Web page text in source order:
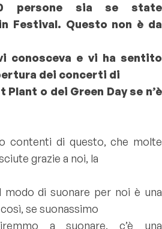
persone sia se state
Festival. Questo non è da
conosceva e vi ha sentito
dei concerti di
Plant o dei Green Day se n’è
contenti di questo, che molte
grazie a noi, la
modo di suonare per noi è una
se suonassimo
a suonare, c’è una